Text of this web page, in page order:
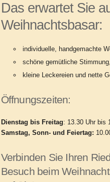
Das erwartet Sie
Weihnachtsbasar:
individuelle, handgemachte
schöne gemütliche Stimmung,
kleine Leckereien und nette
Öffnungszeiten:
Dienstag bis Freitag: 13.30 Uhr bis
Samstag, Sonn- und Feiertag:
Verbinden Sie Ihren
Besuch beim